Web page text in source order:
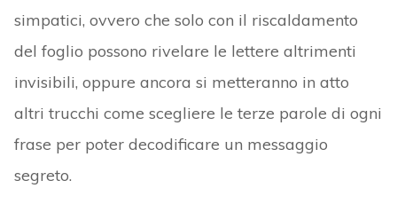
simpatici, ovvero che solo con il riscaldamento
del foglio possono rivelare le lettere altrimenti
invisibili, oppure ancora si metteranno in atto
altri trucchi come scegliere le terze parole di ogni
frase per poter decodificare un messaggio
segreto.